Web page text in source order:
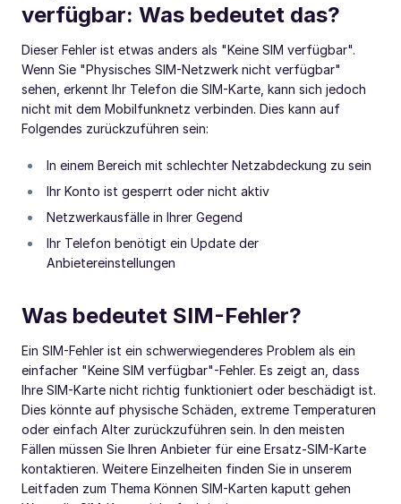
verfügbar: Was bedeutet das?
Dieser Fehler ist etwas anders als "Keine SIM verfügbar".
Wenn Sie "Physisches SIM-Netzwerk nicht verfügbar"
sehen, erkennt Ihr Telefon die SIM-Karte, kann sich jedoch
nicht mit dem Mobilfunknetz verbinden. Dies kann auf
Folgendes zurückzuführen sein:
In einem Bereich mit schlechter Netzabdeckung zu sein
Ihr Konto ist gesperrt oder nicht aktiv
Netzwerkausfälle in Ihrer Gegend
Ihr Telefon benötigt ein Update der
Anbietereinstellungen
Was bedeutet SIM-Fehler?
Ein SIM-Fehler ist ein schwerwiegenderes Problem als ein
einfacher "Keine SIM verfügbar"-Fehler. Es zeigt an, dass
Ihre SIM-Karte nicht richtig funktioniert oder beschädigt ist.
Dies könnte auf physische Schäden, extreme Temperaturen
oder einfach Alter zurückzuführen sein. In den meisten
Fällen müssen Sie Ihren Anbieter für eine Ersatz-SIM-Karte
kontaktieren. Weitere Einzelheiten finden Sie in unserem
Leitfaden zum Thema Können SIM-Karten kaputt gehen